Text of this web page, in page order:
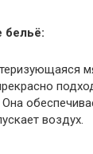
бельё:
воздух.